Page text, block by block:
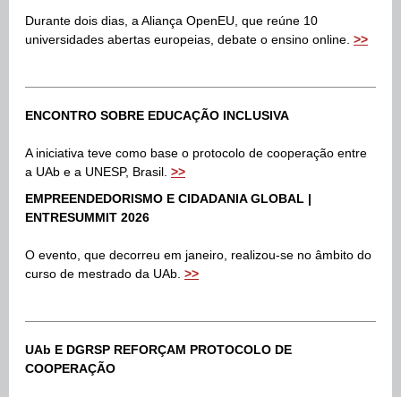
Durante dois dias, a Aliança OpenEU, que reúne 10
universidades abertas europeias, debate o ensino online >>
ENCONTRO SOBRE EDUCAÇÃO INCLUSIVA
A iniciativa teve como base o protocolo de cooperação entre
a UAb e a UNESP, Brasil. >>
EMPREENDEDORISMO E CIDADANIA GLOBAL |
ENTRESUMMIT 2026
O evento, que decorreu em janeiro, realizou-se no âmbito do
curso de mestrado da UAb. >>
UAb E DGRSP REFORÇAM PROTOCOLO DE
COOPERAÇÃO